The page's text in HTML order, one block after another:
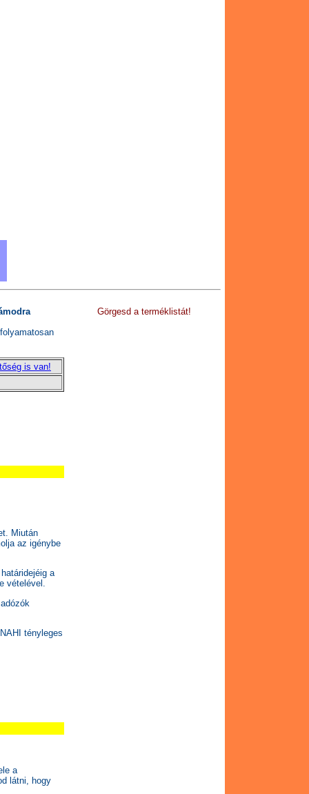
is van!
Miután
az igénybe
a
vételével.
tényleges
a
látni, hogy
Görgesd a terméklistát!